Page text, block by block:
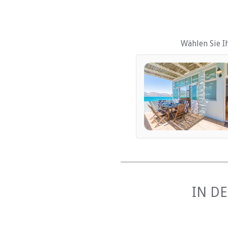
ESSEN UND
Braai / Grill (BBQ)
INTERNET
Kostenloses Wi-Fi
TRANSFERS
Wählen Sie
IN